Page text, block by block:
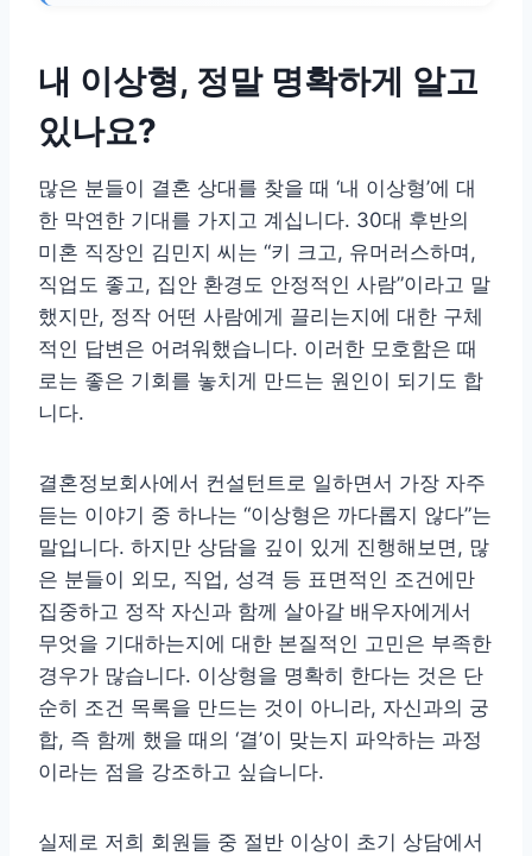
내 이상형, 정말 명확하게 알고
있나요?
많은 분들이 결혼 상대를 찾을 때 ‘내 이상형’에 대
한 막연한 기대를 가지고 계십니다. 30대 후반의
미혼 직장인 김민지 씨는 “키 크고, 유머러스하며,
직업도 좋고, 집안 환경도 안정적인 사람”이라고 말
했지만, 정작 어떤 사람에게 끌리는지에 대한 구체
적인 답변은 어려워했습니다. 이러한 모호함은 때
로는 좋은 기회를 놓치게 만드는 원인이 되기도 합
니다.
결혼정보회사에서 컨설턴트로 일하면서 가장 자주
듣는 이야기 중 하나는 “이상형은 까다롭지 않다”는
말입니다. 하지만 상담을 깊이 있게 진행해보면, 많
은 분들이 외모, 직업, 성격 등 표면적인 조건에만
집중하고 정작 자신과 함께 살아갈 배우자에게서
무엇을 기대하는지에 대한 본질적인 고민은 부족한
경우가 많습니다. 이상형을 명확히 한다는 것은 단
순히 조건 목록을 만드는 것이 아니라, 자신과의 궁
합, 즉 함께 했을 때의 ‘결’이 맞는지 파악하는 과정
이라는 점을 강조하고 싶습니다.
실제로 저희 회원들 중 절반 이상이 초기 상담에서